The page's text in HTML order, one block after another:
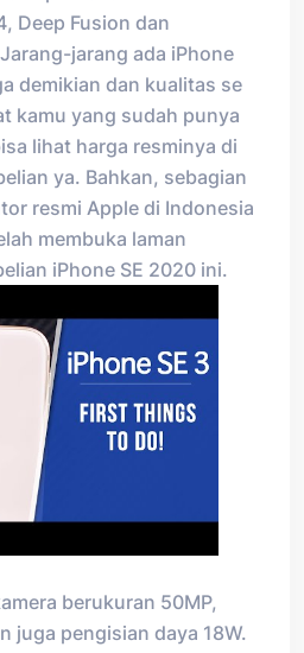
Deep Fusion dan
jarang ada iPhone
demikian dan kualitas se
kamu yang sudah punya
lihat harga resminya di
ya. Bahkan, sebagian
resmi Apple di Indonesia
membuka laman
iPhone SE 2020 ini.
berukuran 50MP,
juga pengisian daya 18W.